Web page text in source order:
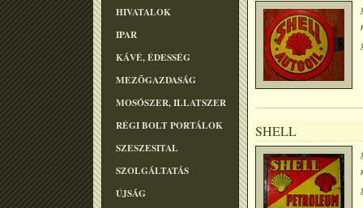
HIVATALOK
IPAR
KÁVÉ, ÉDESSÉG
MEZÕGAZDASÁG
MOSÓSZER, ILLATSZER
RÉGI BOLT PORTÁLOK
SZESZESITAL
SZOLGÁLTATÁS
ÚJSÁG
SHELL